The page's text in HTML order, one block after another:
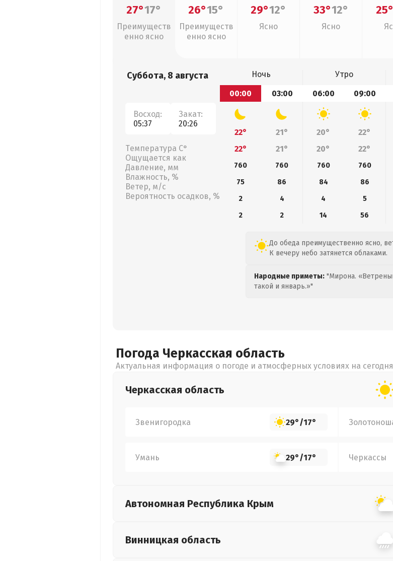
27°17°
Преимуществ
енно ясно
26°15°
Преимуществ
енно ясно
29°12°
Ясно
33°12°
Ясно
25°
Суббота, 8 августа
Восход:
05:37
Закат:
20:26
Температура С°
Ощущается как
Давление, мм
Влажность, %
Ветер, м/с
Вероятность осадков, %
Ночь Утро
00:00
03:00 06:00 09:00
22° 21° 20° 22°
22°
21° 20° 22°
760 760 760 760
75
86 84 86
2
4 4 5
2
2 14 56
До обеда преимущественно ясно,
К вечеру небо затянется облаками.
Народные приметы: "Мирона.
такой и январь.»"
Погода Черкасская область
Актуальная информация о погоде и атмосферных условиях на сегодня
Черкасская область
Звенигородка 29°/17°
Умань 29°/17° Черкассы
Автономная Республика Крым
Винницкая область